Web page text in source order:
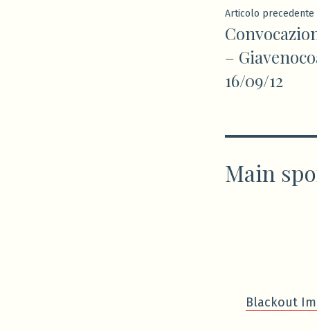
articoli
Articolo precedente
–
16/09/12
Main
Blackout